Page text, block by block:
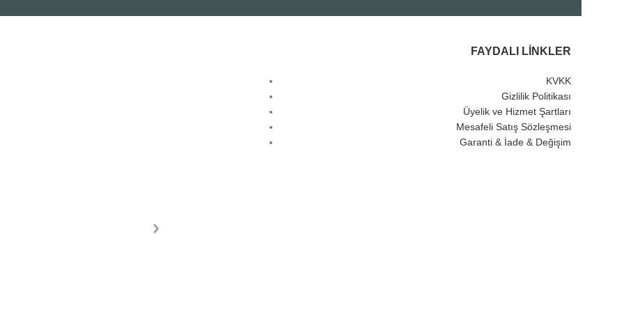
FAYDALI LINKLER
KVKK
Gizlilik Politikası
Üyelik ve Hizmet Şartları
Mesafeli Satış Sözleşmesi
Garanti & İade & Değişim